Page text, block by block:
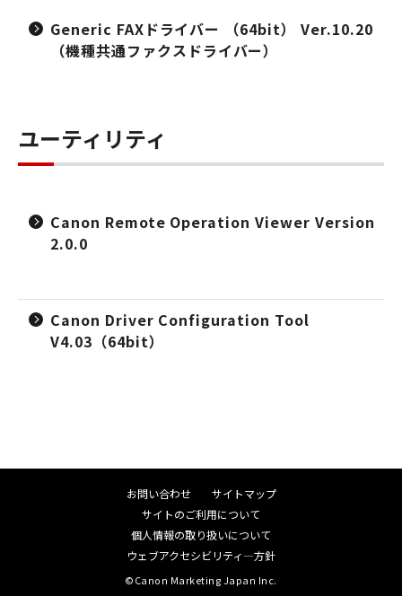
Generic FAXドライバー （64bit） Ver.10.20
（機種共通ファクスドライバー）
ユーティリティ
Canon Remote Operation Viewer Version
2.0.0
Canon Driver Configuration Tool
V4.03（64bit）
お問い合わせ
サイトマップ
サイトのご利用について
個人情報の取り扱いについて
ウェブアクセシビリティ―方針
©Canon Marketing Japan Inc.